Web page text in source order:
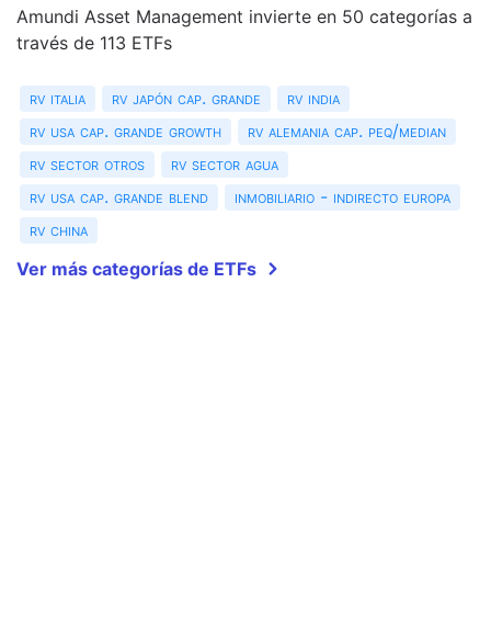
Amundi Asset Management invierte en 50 categorías a
través de 113 ETFs
rv italia rv japón cap. grande
rv india
rv usa cap. grande growth
rv alemania cap. peq/median
rv sector otros
rv sector agua
rv usa cap. grande blend
inmobiliario - indirecto europa
rv china
Ver más categorías de ETFs